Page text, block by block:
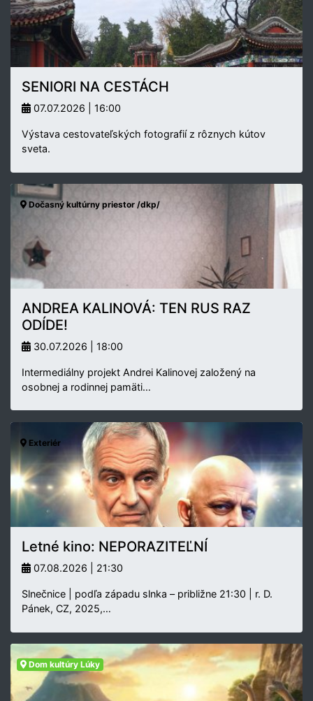
SENIORI NA CESTÁCH
07.07.2026 | 16:00
Výstava cestovateľských fotografií z rôznych kútov
sveta.
Dočasný kultúrny priestor /dkp/
ANDREA KALINOVÁ: TEN RUS RAZ
ODÍDE!
30.07.2026 | 18:00
Intermediálny projekt Andrei Kalinovej založený na
osobnej a rodinnej pamäti…
Exteriér
Letné kino: NEPORAZITEĽNÍ
07.08.2026 | 21:30
Slnečnice | podľa západu slnka – približne 21:30 | r. D.
Pánek, CZ, 2025,…
Dom kultúry Lúky